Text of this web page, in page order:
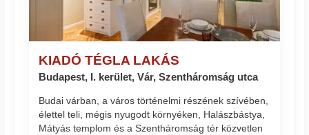
KIADÓ TÉGLA LAKÁS
Budapest, I. kerület, Vár, Szentháromság utca
Budai várban, a város történelmi részének szívében,
élettel teli, mégis nyugodt környéken, Halászbástya,
Mátyás templom és a Szentháromság tér közvetlen